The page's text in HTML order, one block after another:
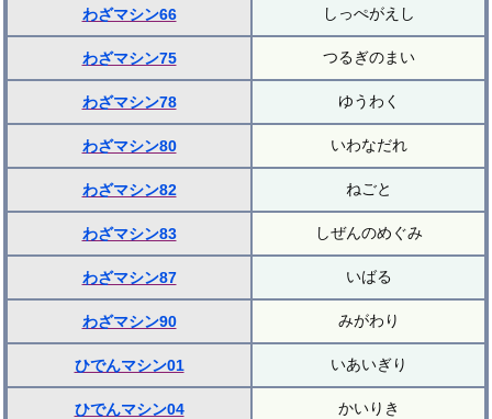
わざマシン66 しっぺがえし
わざマシン75 つるぎのまい
わざマシン78 ゆうわく
わざマシン80 いわなだれ
わざマシン82 ねごと
わざマシン83 しぜんのめぐみ
わざマシン87 いばる
わざマシン90 みがわり
ひでんマシン01 いあいぎり
ひでんマシン04 かいりき